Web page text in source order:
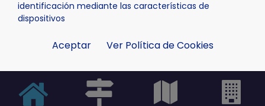
identificación mediante las características de
dispositivos
Aceptar Ver Política de Cookies